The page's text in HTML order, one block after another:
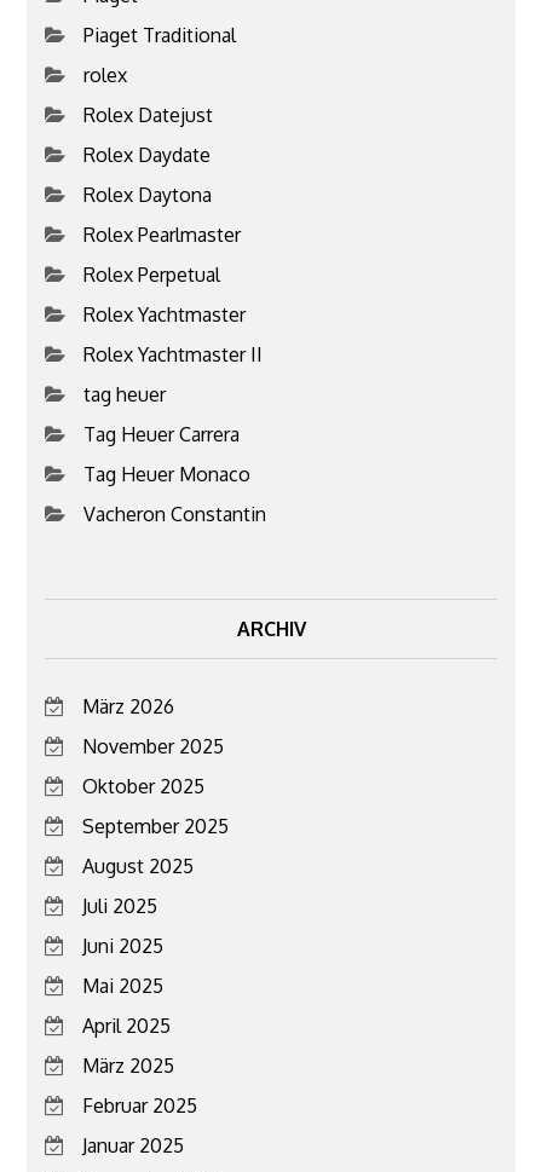
Piaget Traditional
rolex
Rolex Datejust
Rolex Daydate
Rolex Daytona
Rolex Pearlmaster
Rolex Perpetual
Rolex Yachtmaster
Rolex Yachtmaster II
tag heuer
Tag Heuer Carrera
Tag Heuer Monaco
Vacheron Constantin
ARCHIV
März 2026
November 2025
Oktober 2025
September 2025
August 2025
Juli 2025
Juni 2025
Mai 2025
April 2025
März 2025
Februar 2025
Januar 2025